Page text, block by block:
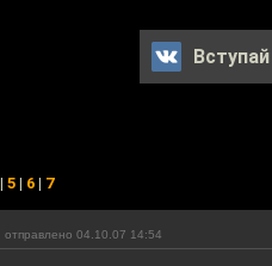
| 5 | 6 | 7
отправлено 04.10.07 14:54